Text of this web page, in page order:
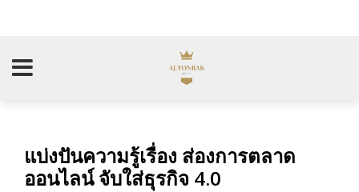
แบ่งปันความรู้เรื่อง ส่องการตลาด
ออนไลน์ จับใส่ธุรกิจ 4.0